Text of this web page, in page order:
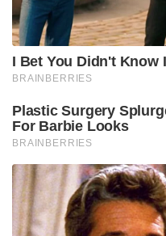
അഫ്ഗാനിസ്ഥാനില്‍
കരുതുന്നു, അവര്‍ക്ക്
സാഹചര്യം
കണക്കുകൂട്ടലാണ്.”
read also:ജമ്മു
സ്വദേശിയായ
തീവ്രവാദികള്‍
അതേസമയം,
ഐ.ഇ.ഡി ബോംബുകള്‍